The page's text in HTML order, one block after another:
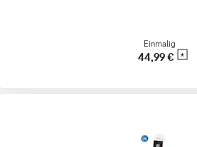
Einmalig
44,99 €